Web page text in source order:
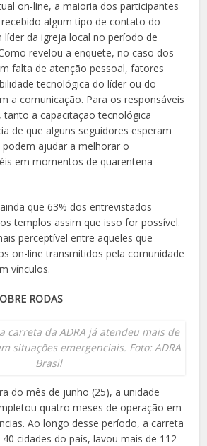
on-line, a maioria dos participantes
algum tipo de contato do
da igreja local no período de
revelou a enquete, no caso dos
falta de atenção pessoal, fatores
tecnológica do líder ou do
a comunicação. Para os responsáveis
a capacitação tecnológica
de que alguns seguidores esperam
ajudar a melhorar o
em momentos de quarentena
que 63% dos entrevistados
templos assim que isso for possível.
perceptível entre aqueles que
on-line transmitidos pela comunidade
vínculos.
RODAS
carreta da ADRA já atendeu mais de
situações emergenciais. Foto: ADRA
Brasil
do mês de junho (25), a unidade
quatro meses de operação em
Ao longo desse período, a carreta
cidades do país, lavou mais de 112